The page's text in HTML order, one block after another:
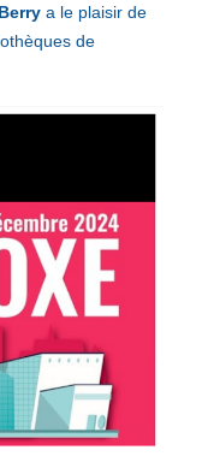
a le plaisir de
de